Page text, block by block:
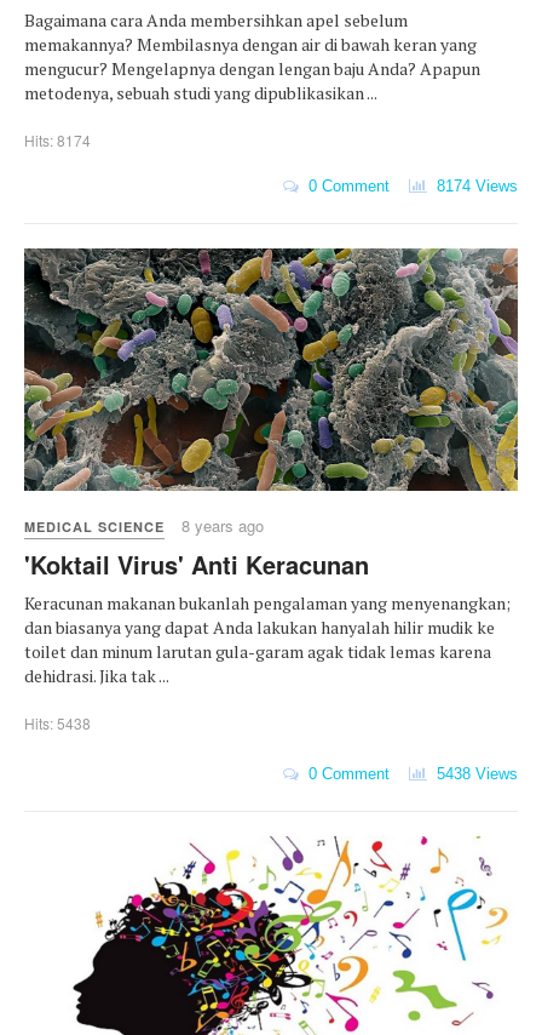
Bagaimana cara Anda membersihkan apel sebelum
memakannya? Membilasnya dengan air di bawah keran yang
mengucur? Mengelapnya dengan lengan baju Anda? Apapun
metodenya, sebuah studi yang dipublikasikan ...
Hits: 8174
0 Comment 8174 Views
MEDICAL SCIENCE 8 years ago
'Koktail Virus' Anti Keracunan
Keracunan makanan bukanlah pengalaman yang menyenangkan;
dan biasanya yang dapat Anda lakukan hanyalah hilir mudik ke
toilet dan minum larutan gula-garam agak tidak lemas karena
dehidrasi. Jika tak ...
Hits: 5438
0 Comment 5438 Views